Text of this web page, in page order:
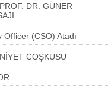
DR. GÜNER
(CSO) Atadı
COŞKUSU